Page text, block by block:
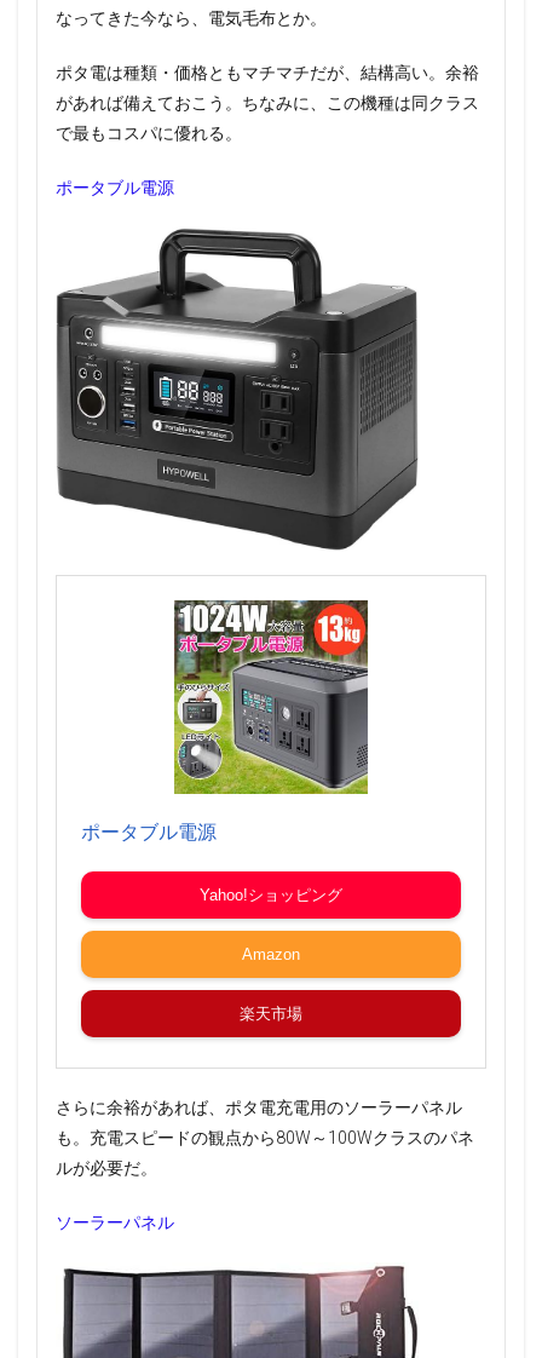
なってきた今なら、電気毛布とか。
ポタ電は種類・価格ともマチマチだが、結構高い。余裕
があれば備えておこう。ちなみに、この機種は同クラス
で最もコスパに優れる。
ポータブル電源
ポータブル電源
Yahoo!ショッピング
Amazon
楽天市場
さらに余裕があれば、ポタ電充電用のソーラーパネル
も。充電スピードの観点から80W～100Wクラスのパネ
ルが必要だ。
ソーラーパネル